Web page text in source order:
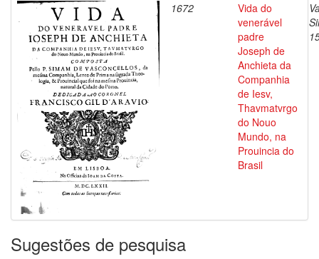
1672
Vida do
venerável
padre
Joseph de
Anchieta da
Companhia
de Iesv,
Thavmatvrgo
do Nouo
Mundo, na
Prouincia do
Brasil
Sugestões de pesquisa